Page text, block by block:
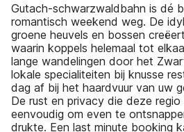
Gutach-schwarzwaldbahn is dé
romantisch weekend weg. De
groene heuvels en bossen
waarin koppels helemaal tot
lange wandelingen door het
lokale specialiteiten bij knusse
dag af bij het haardvuur van uw
De rust en privacy die deze
eenvoudig om even te
drukte. Een last minute booking